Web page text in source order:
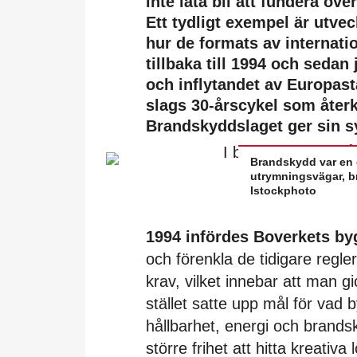
Ett tydligt exempel är
hur de formats av
tillbaka till 1994 och sedan
och inflytandet av
slags 30-årscykel som
Brandskyddslaget ger sin
Brandskydd var en
utrymningsvägar,
Istockphoto
1994 infördes Boverkets
och förenkla de tidigare
krav, vilket innebar att man
stället satte upp mål för vad
hållbarhet, energi och
större frihet att hitta kreativa